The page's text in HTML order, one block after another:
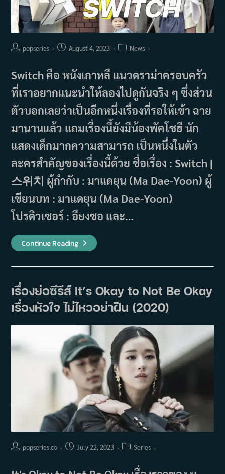
Postpopseries
PostAugust 4, 2023
PostNews
Switch คือ หนังเกาหลี แนวดราม่าครอบครัว
ที่เราอยากแนะนำให้ลองไปดูกันจริง ๆ ซึ่งส่วน
ตัวบอกเลยว่าเป็นอีกหนึ่งเรื่องที่รอให้เข้า ฉาย
มานานแล้ว แถมเรื่องนี้ยังมีน้องพัคโซฮี นัก
แสดงเด็กมากความสามารถ เป็นหนึ่งในตัว
ละครสำคัญของเรี่องนี้ด้วย ชื่อเรื่อง : Switch |
스위치 ผู้กำกับ : มาแดยุน (Ma Dae-Yoon) ผู้
เขียนบท : มาแดยุน (Ma Dae-Yoon)
โปรดิวเซอร์ : อียงซอ และ…
Continue Readingเรื่อง
ย่อ
เรื่องย่อซีรีส์ It’s Okay to Not Be Okay
เรื่องหัวใจ ไม่ไหวอย่าฝืน (2020)
Postpopseries.co
PostJuly 22, 2023
PostSeries